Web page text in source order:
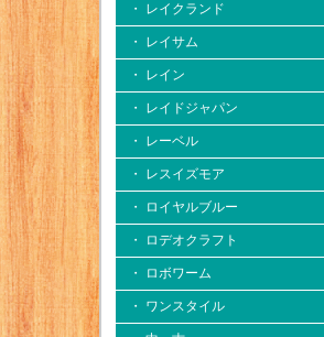
・ レイクランド
・ レイサム
・ レイン
・ レイドジャパン
・ レーベル
・ レスイズモア
・ ロイヤルブルー
・ ロデオクラフト
・ ロボワーム
・ ワンスタイル